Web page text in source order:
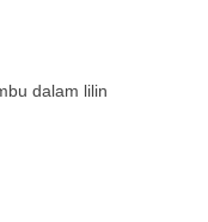
dalam lilin